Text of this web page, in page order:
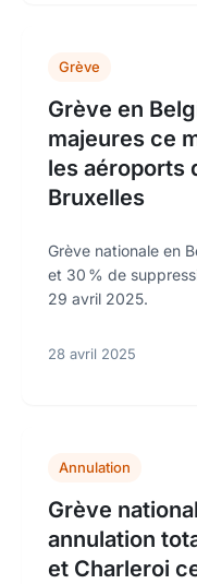
Grève
Grève en
majeures ce
les aéroports
Bruxelles
Grève nationale en
et 30 % de
29 avril 2025.
28 avril 2025
Annulation
Grève
annulation
et Charleroi